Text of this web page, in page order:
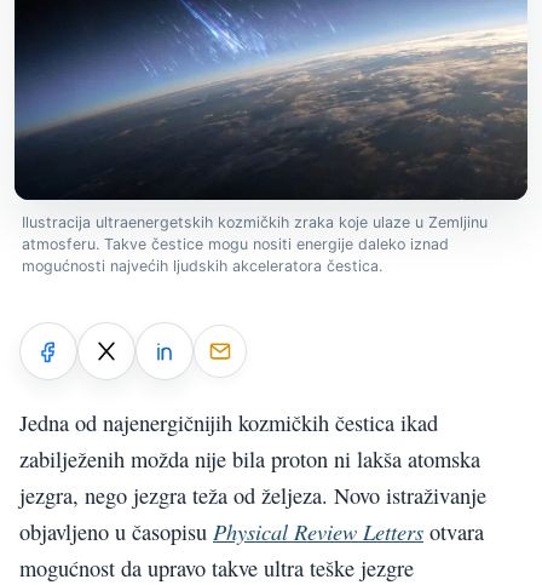
Ilustracija ultraenergetskih kozmičkih zraka koje ulaze u Zemljinu
atmosferu. Takve čestice mogu nositi energije daleko iznad
mogućnosti najvećih ljudskih akceleratora čestica.
Jedna od najenergičnijih kozmičkih čestica ikad
zabilježenih možda nije bila proton ni lakša atomska
jezgra, nego jezgra teža od željeza. Novo istraživanje
objavljeno u časopisu Physical Review Letters otvara
mogućnost da upravo takve ultra teške jezgre